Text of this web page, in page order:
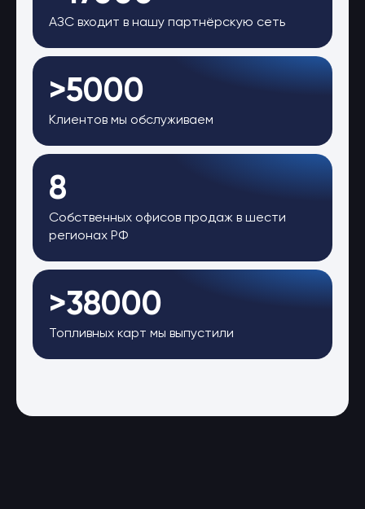
АЗС входит в нашу партнёрскую сеть
>5000
Клиентов мы обслуживаем
8
Собственных офисов продаж в шести
регионах РФ
>38000
Топливных карт мы выпустили